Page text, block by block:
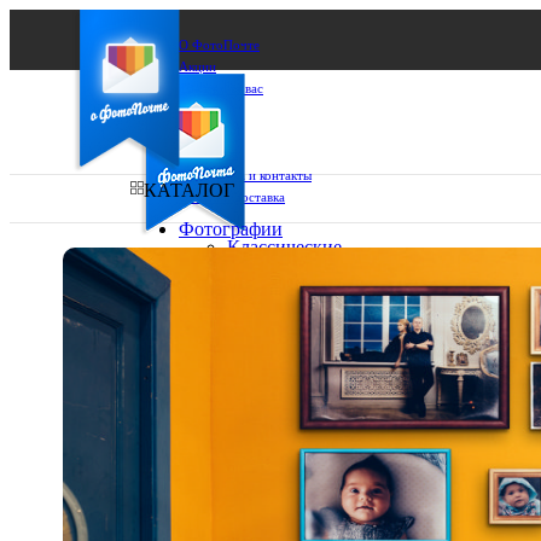
О ФотоПочте
Акции
Сделаем за вас
Бизнесу
FAQ
Франшиза
Поддержка и контакты
Оплата и доставка
Ваш город:
Выберите из списка:
КАТАЛОГ
Фотографии
Классические
10х10
10х15
13х18
15х15
15х20
20х20
20х30
30х30
30х40